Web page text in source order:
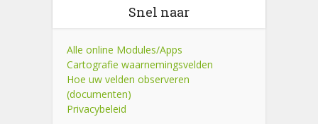
Snel naar
Alle online Modules/Apps
Cartografie waarnemingsvelden
Hoe uw velden observeren
(documenten)
Privacybeleid